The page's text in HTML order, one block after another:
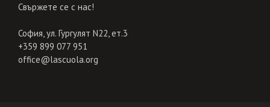
Свържете се с нас!
София, ул. Гургулят N22, ет.3
+359 899 077 951
office@lascuola.org